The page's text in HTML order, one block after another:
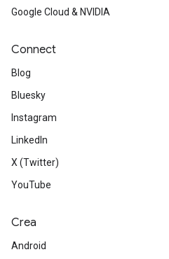
Google Cloud & NVIDIA
Connect
Blog
Bluesky
Instagram
LinkedIn
X (Twitter)
YouTube
Crea
Android